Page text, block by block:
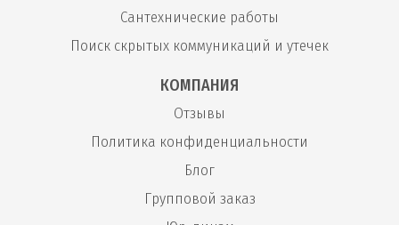
Сантехнические работы
Поиск скрытых коммуникаций и утечек
КОМПАНИЯ
Отзывы
Политика конфиденциальности
Блог
Групповой заказ